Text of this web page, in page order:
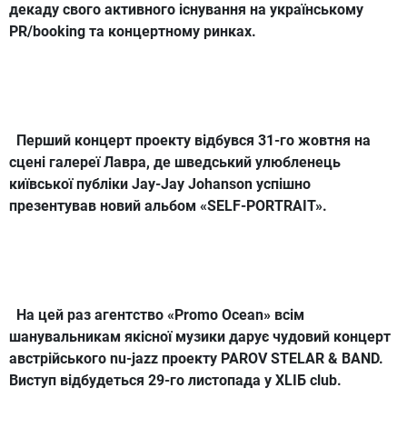
декаду свого активного існування на українському
PR/booking та концертному ринках.
Перший концерт проекту відбувся 31-го жовтня на
сцені галереї Лавра, де шведський улюбленець
київської публіки Jay-Jay Johanson успішно
презентував новий альбом «SELF-PORTRAIT».
На цей раз агентство «Promo Ocean» всім
шанувальникам якісної музики дарує чудовий концерт
австрійського nu-jazz проекту PAROV STELAR & BAND.
Виступ відбудеться 29-го листопада у XLIБ club.